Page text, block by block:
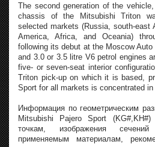
The second generation of the
chassis of the Mitsubishi Triton
selected markets (Russia, south-east
America, Africa, and Oceania)
following its debut at the Moscow
and 3.0 or 3.5 litre V6 petrol engines
five- or seven-seat interior
Triton pick-up on which it is based,
Sport for all markets is concentrated in
Информация по геометрическим
Mitsubishi Pajero Sport (KG#,KH#)
точкам, изображения
применяемым материалам,